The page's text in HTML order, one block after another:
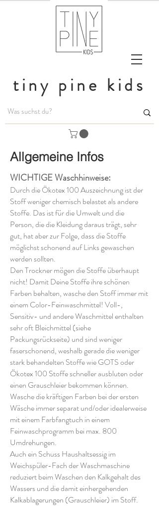
tiny pine kids
Allgemeine Infos
WICHTIGE Waschhinweise:
Durch die Ökotex 100 Auszeichnung ist der
Stoff weniger chemisch belastet als andere
Stoffe. Das ist für die Umwelt und die
Person, die die Kleidung daraus trägt, sehr
gut, hat aber zur Folge, dass die Stoffe
möglichst schonend auf Links gewaschen
werden sollten.
Den Trockner mögen die Stoffe überhaupt
nicht! Damit Deine Stoffe ihre schönen
Farben behalten, wasche den Stoff immer mit
einem Color-Feinwaschmittel! Voll-,
Sensitiv- und andere Waschmittel enthalten
sehr oft Bleichmittel (siehe
Packungsrückseite) und sind weniger
faserschonend, weshalb gerade die weniger
stark behandelten Stoffe wie GOTS oder
Ökotex 100 Stoffe schneller ausbluten oder
einen Grauschleier bekommen können.
Wasche die kräftigen Farben bei der ersten
Wäsche immer separat und/oder idealerweise
mit einem Farbfangtuch in einem
Feinwaschprogramm bei max. 800
Umdrehungen.
Auch ein Schuss Haushaltsessig im
Weichspüler-Fach der Waschmaschine
reduziert beim Waschen den Kalkgehalt des
Wassers und die damit einhergehenden
Kalkablagerungen (Grauschleier) im Stoff.